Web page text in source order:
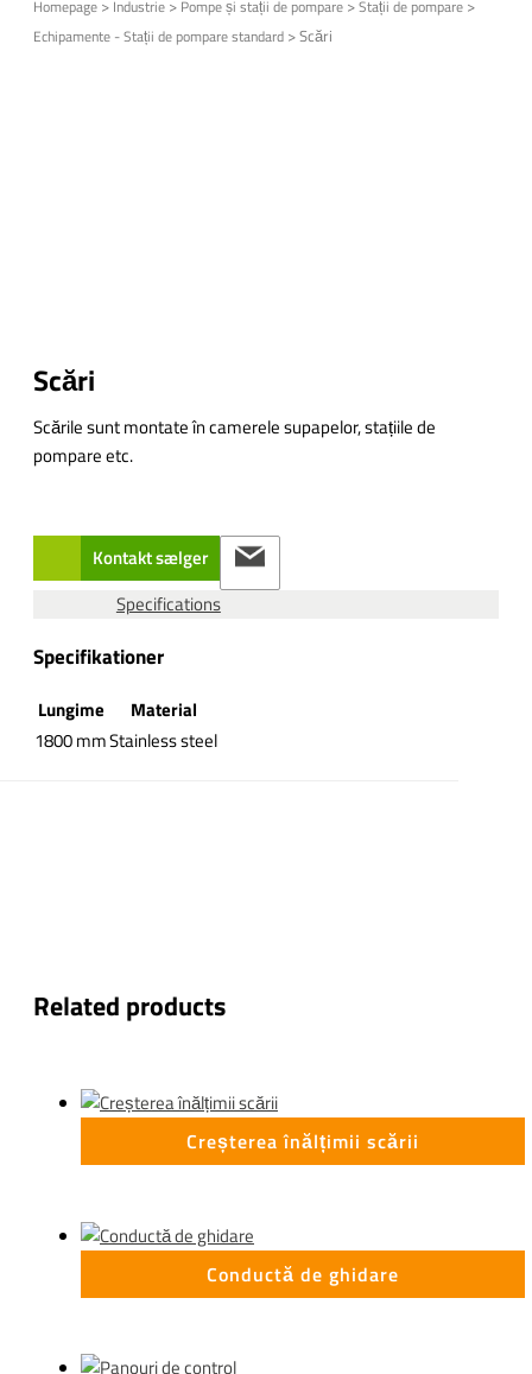
Homepage > Industrie > Pompe și stații de pompare >Stații de pompare >
Echipamente - Stații de pompare standard >Scări
Scări
Scările sunt montate în camerele supapelor, stațiile de
pompare etc.
Kontakt sælger
Specifications
Specifikationer
Lungime
Material
1800 mmStainless steel
Related products
Creșterea înălțimii scării
Conductă de ghidare